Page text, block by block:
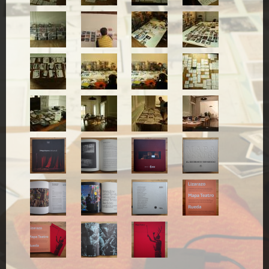
9.jpg 9A.jpg 9B.jpg 9C.jpg
9E.jpg 9F.jpg 9G.jpg 10.jpg
11.jpg 11A.jpg 12.jpg 13.jpg
1.png 2.png 3.png 8.png
7.png 9.png 10.png 4.png
11.png 6.png 5.png